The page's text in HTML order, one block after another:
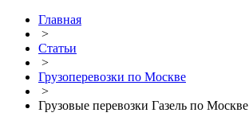
Главная
>
Статьи
>
Грузоперевозки по Москве
>
Грузовые перевозки Газель по Москве